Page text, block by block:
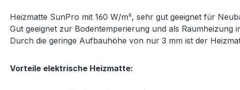
Heizmatte SunPro mit 160 W/m², sehr gut geeignet für
Gut geeignet zur Bodentemperierung und als Raumheizung
Durch die geringe Aufbauhöhe von nur 3 mm ist der
Vorteile elektrische Heizmatte: